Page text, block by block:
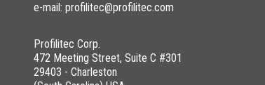
e-mail: profilitec@profilitec.com
Profilitec Corp.
472 Meeting Street, Suite C #301
29403 - Charleston